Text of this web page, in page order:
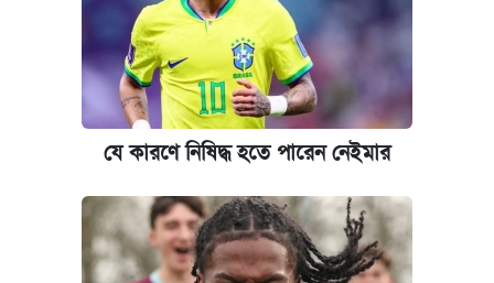
এক ক্লিকে জেনে নিন আইফোন ১৮ প্রো ম্যাক্সের
দাম ও ফিচার
আজকের বাজারে স্বর্ণের দাম (৪ আগস্ট)
নবম জাতীয় পে-স্কেল নিয়ে সর্বশেষ যা জানা গেল
কবে হবে মেডিকেল ভর্তি পরীক্ষা, জানা গেল যা
যে কারণে নিষিদ্ধ হতে পারেন নেইমার